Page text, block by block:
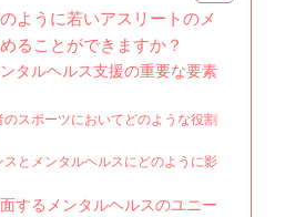
ように若いアスリートのメ
ることができますか？
タルヘルス支援の重要な要素
スポーツにおいてどのような役割
とメンタルヘルスにどのように影
するメンタルヘルスのユニー